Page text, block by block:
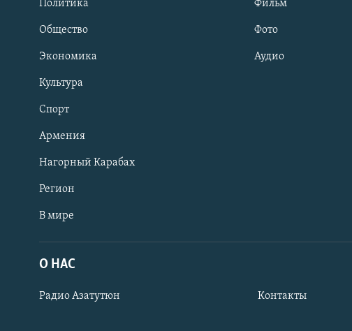
Политика
Общество
Экономика
Культура
Спорт
Армения
Нагорный Карабах
Регион
В мире
Фильм
Фото
Аудио
О НАС
Радио Азатутюн Контакты